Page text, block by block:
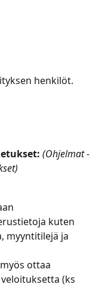
henkilöt.
(Ohjelmat -
kuten
myyntitilejä ja
ottaa
(ks